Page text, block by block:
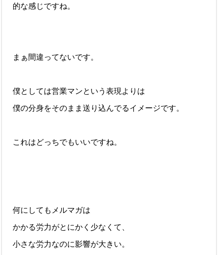
的な感じですね。
まぁ間違ってないです。
僕としては営業マンという表現よりは
僕の分身をそのまま送り込んでるイメージです。
これはどっちでもいいですね。
何にしてもメルマガは
かかる労力がとにかく少なくて、
小さな労力なのに影響が大きい。